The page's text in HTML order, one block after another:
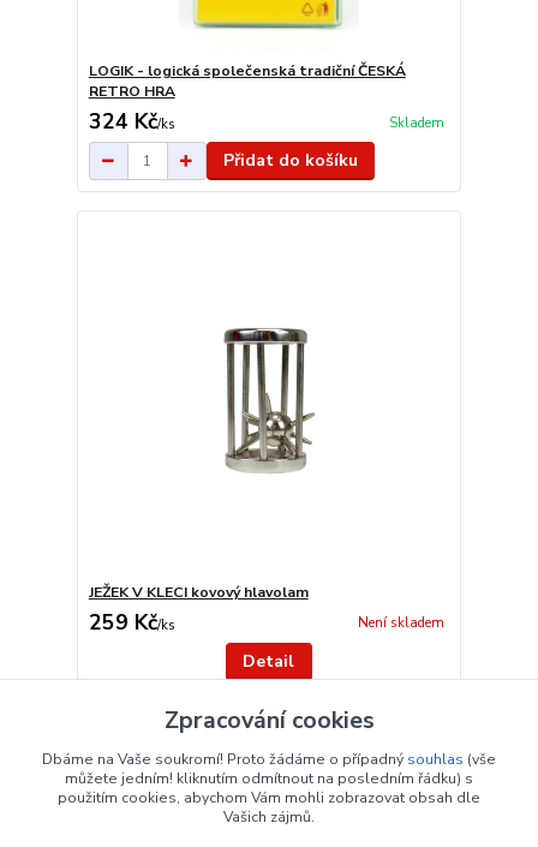
LOGIK - logická společenská tradiční ČESKÁ
RETRO HRA
324 Kč/ks Skladem
Přidat do košíku
JEŽEK V KLECI kovový hlavolam
259 Kč/ks Není skladem
Detail
Zpracování cookies
Dbáme na Vaše soukromí! Proto žádáme o případný souhlas (vše
můžete jedním! kliknutím odmítnout na posledním řádku) s
použitím cookies, abychom Vám mohli zobrazovat obsah dle
Vašich zájmů.